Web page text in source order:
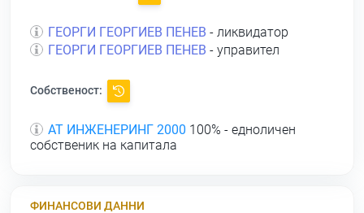
ГЕОРГИ ГЕОРГИЕВ ПЕНЕВ - ликвидатор
ГЕОРГИ ГЕОРГИЕВ ПЕНЕВ - управител
Собственост:
АТ ИНЖЕНЕРИНГ 2000 100% - едноличен
собственик на капитала
ФИНАНСОВИ ДАННИ